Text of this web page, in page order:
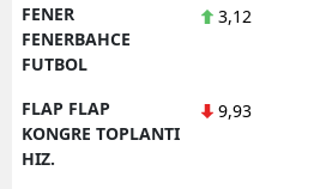
FENER
FENERBAHCE
FUTBOL
3,12
FLAP FLAP
KONGRE TOPLANTI
HIZ.
9,93